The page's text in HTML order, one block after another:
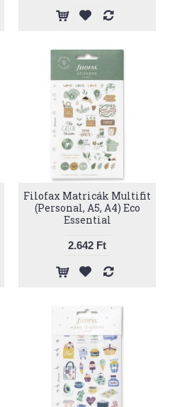
Filofax Matricák Multifit
(Personal, A5, A4) Eco
Essential
2.642 Ft